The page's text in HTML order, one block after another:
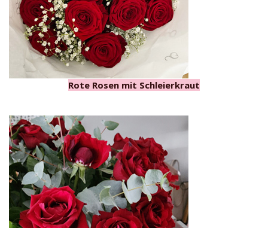
Rote Rosen mit Schleierkraut